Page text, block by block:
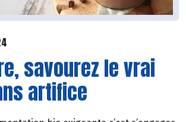
savourez le vrai
artifice